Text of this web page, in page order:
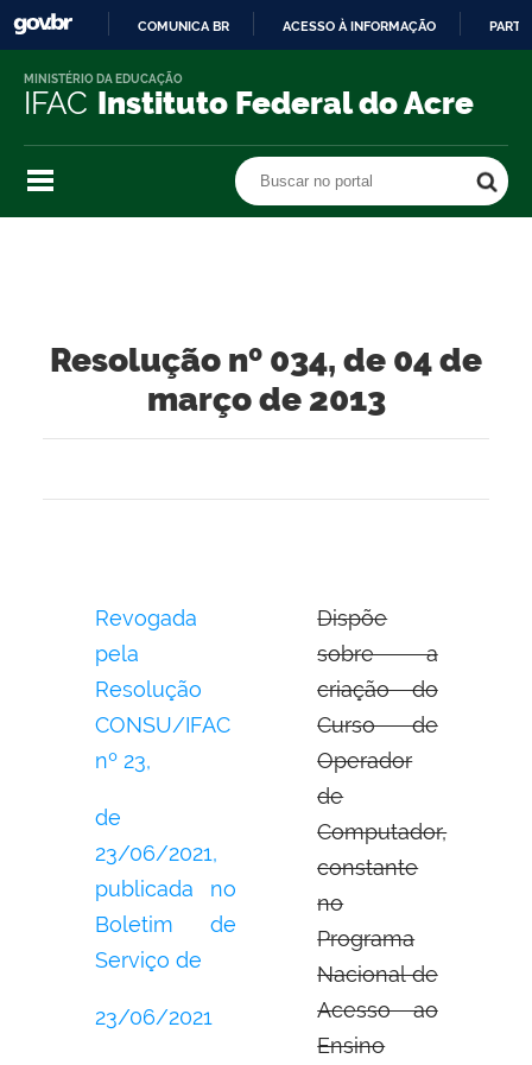
O
COMUNICA BR ACESSO À INFORMAÇÃO
IFAC Instituto Federal do Acre
MINISTÉRIO DA EDUCAÇÃO
Buscar no portal
Resolução nº 034, de 04 de
março de 2013
Revogada
pela
Resolução
CONSU/IFAC
nº 23,
de
23/06/2021,
publicada no
Boletim de
Serviço de
23/06/2021
Dispõe
sobre a
criação do
Curso de
Operador
de
Computador,
constante
no
Programa
Nacional de
Acesso ao
Ensino